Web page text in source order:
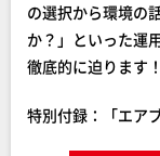
の選択から環境の
か？」といった運
徹底的に迫ります！
特別付録：「エア